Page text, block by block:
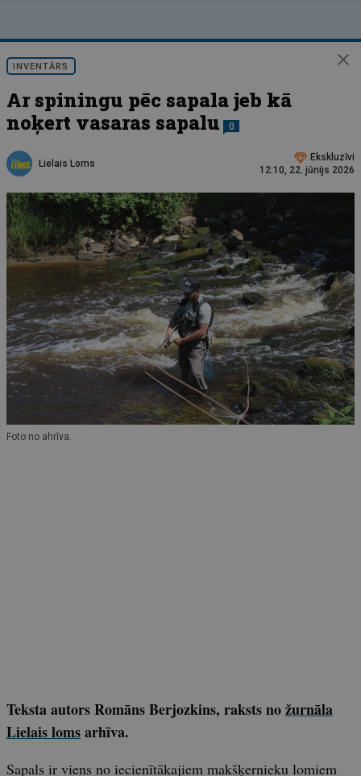
INVENTĀRS
Ar spiningu pēc sapala jeb kā
noķert vasaras sapalu
0
Lielais Loms
Ekskluzīvi
12:10, 22. jūnijs 2026
Foto no ahrīva.
Teksta autors Romāns Berjozkins, raksts nožurnāla
Lielais lomsarhīva.
Sapals ir viens no iecienītākajiem makšķernieku lomiem